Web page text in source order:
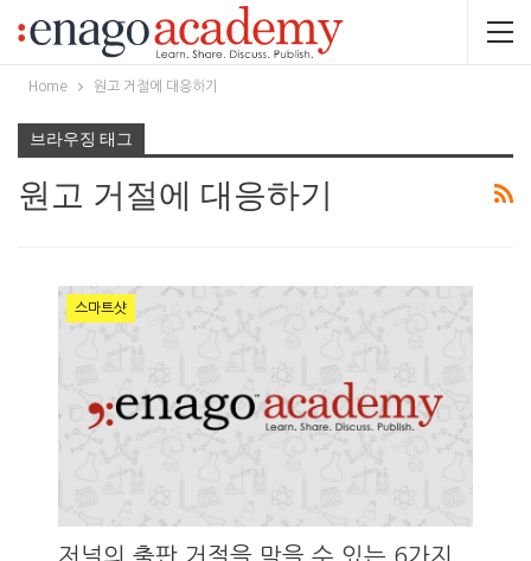
Home 원고 거절에 대응하기
브라우징 태그
원고 거절에 대응하기
스마트샷
저널의 출판 거절을 막을 수 있는 6가지